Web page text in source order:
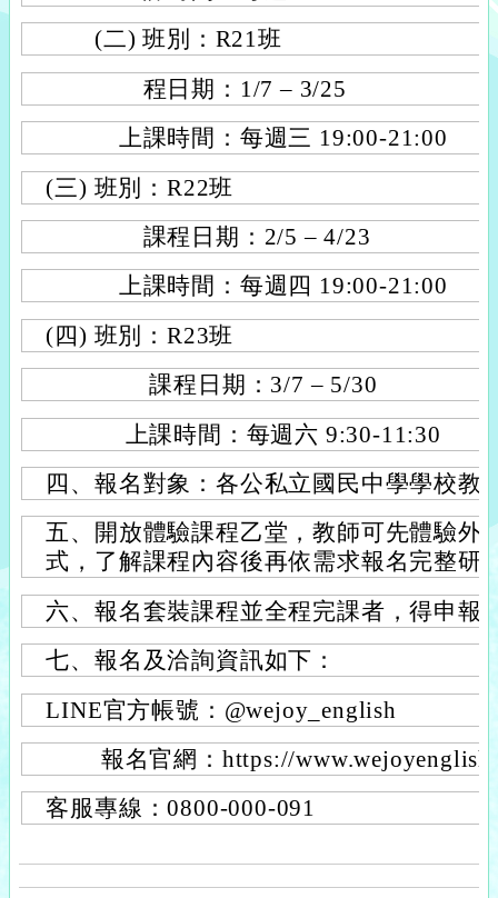
(二) 班別：R21班
程日期：1/7 – 3/25
上課時間：每週三 19:00-21:00
(三) 班別：R22班
課程日期：2/5 – 4/23
上課時間：每週四 19:00-21:00
(四) 班別：R23班
課程日期：3/7 – 5/30
上課時間：每週六 9:30-11:30
四、報名對象：各公私立國民中學學校教
五、開放體驗課程乙堂，教師可先體驗外
式，了解課程內容後再依需求報名完整研
六、報名套裝課程並全程完課者，得申報
七、報名及洽詢資訊如下：
LINE官方帳號：@wejoy_english
報名官網：https://
客服專線：0800-000-091